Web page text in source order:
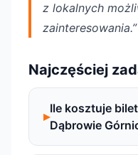
z lokalnych
Najczęściej
Ile kosztuje
Dąbrowie